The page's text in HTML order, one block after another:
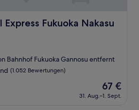
Fukuoka Nakasu
Fukuoka Nakasu Kawabata
Bahnhof Fukuoka Gannosu entfernt
(1.052 Bewertungen)
Der
Preis
beträgt
67 €
31. Aug.–1. Sept.